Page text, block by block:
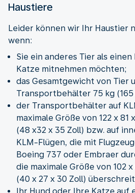
Haustiere
Leider können wir Ihr Haustier
wenn:
Sie ein anderes Tier als
Katze mitnehmen möchten;
das Gesamtgewicht von Tier
Transportbehälter 75 kg
der Transportbehälter auf
maximale Größe von 122 x 81
(48 x32 x 35 Zoll) bzw. auf
KLM-Flügen, die mit
Boeing 737 oder Embraer
die maximale Größe von 102
(40 x 27 x 30 Zoll)